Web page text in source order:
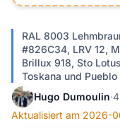
RAL 8003
#826C34, LRV 12,
Brillux 918, Sto
Toskana und Pueblo
Hugo Dumoulin·
Aktualisiert am 2026-